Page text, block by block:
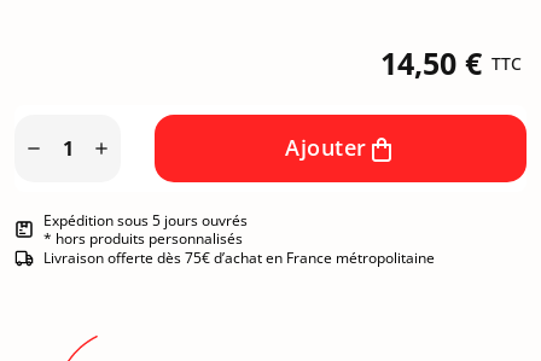
14,50 € TTC
  Ajouter
Expédition sous 5 jours ouvrés
* hors produits personnalisés
Livraison offerte dès 75€ d’achat en France métropolitaine